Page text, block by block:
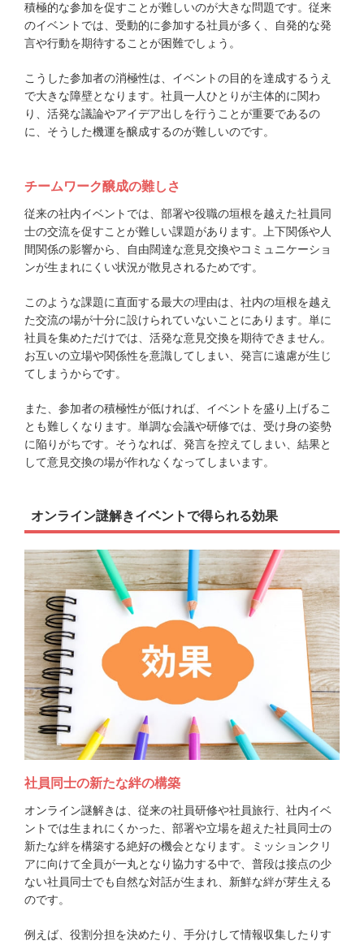
積極的な参加を促すことが難しいのが大きな問題です。従来
のイベントでは、受動的に参加する社員が多く、自発的な発
言や行動を期待することが困難でしょう。
こうした参加者の消極性は、イベントの目的を達成するうえ
で大きな障壁となります。社員一人ひとりが主体的に関わ
り、活発な議論やアイデア出しを行うことが重要であるの
に、そうした機運を醸成するのが難しいのです。
チームワーク醸成の難しさ
従来の社内イベントでは、部署や役職の垣根を越えた社員同
士の交流を促すことが難しい課題があります。上下関係や人
間関係の影響から、自由闊達な意見交換やコミュニケーショ
ンが生まれにくい状況が散見されるためです。
このような課題に直面する最大の理由は、社内の垣根を越え
た交流の場が十分に設けられていないことにあります。単に
社員を集めただけでは、活発な意見交換を期待できません。
お互いの立場や関係性を意識してしまい、発言に遠慮が生じ
てしまうからです。
また、参加者の積極性が低ければ、イベントを盛り上げるこ
とも難しくなります。単調な会議や研修では、受け身の姿勢
に陥りがちです。そうなれば、発言を控えてしまい、結果と
して意見交換の場が作れなくなってしまいます。
オンライン謎解きイベントで得られる効果
社員同士の新たな絆の構築
オンライン謎解きは、従来の社員研修や社員旅行、社内イベ
ントでは生まれにくかった、部署や立場を超えた社員同士の
新たな絆を構築する絶好の機会となります。ミッションクリ
アに向けて全員が一丸となり協力する中で、普段は接点の少
ない社員同士でも自然な対話が生まれ、新鮮な絆が芽生える
のです。
例えば、役割分担を決めたり、手分けして情報収集したりす